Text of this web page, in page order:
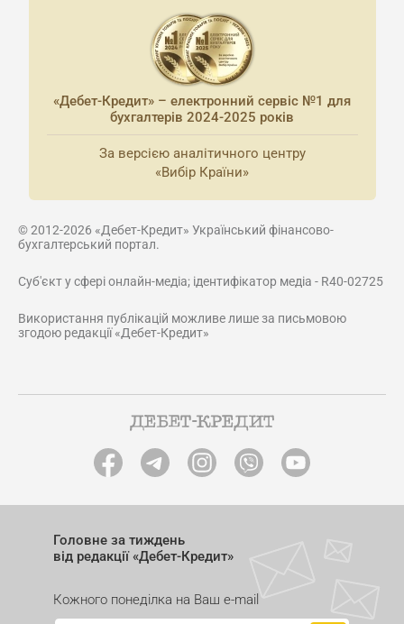
«Дебет-Кредит» – електронний сервіс №1 для
бухгалтерів 2024-2025 років
За версією аналітичного центру
«Вибір Країни»
© 2012-2026 «Дебет-Кредит» Український фінансово-
бухгалтерський портал.
Суб'єкт у сфері онлайн-медіа; ідентифікатор медіа - R40-02725
Використання публікацій можливе лише за письмовою
згодою редакції «Дебет-Кредит»
Головне за тиждень
від редакції «Дебет-Кредит»
Кожного понеділка на Ваш e-mail